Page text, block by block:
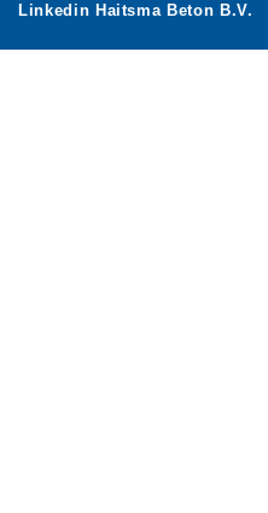
Linkedin Haitsma Beton B.V.